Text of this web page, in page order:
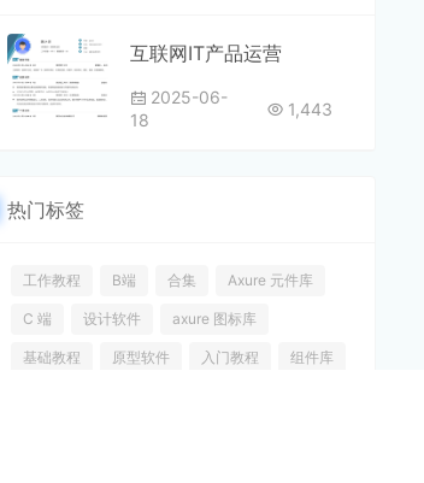
互联网IT产品运营
2025-06-
18
1,443
热门标签
工作教程 B端 合集 Axure 元件库
C 端 设计软件 axure 图标库
基础教程 原型软件 入门教程 组件库